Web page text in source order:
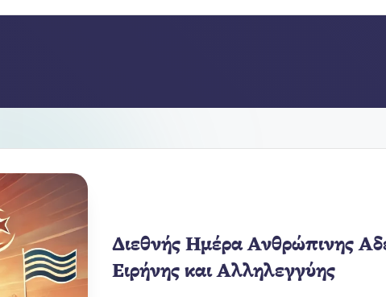
Διεθνής Ημέρα Ανθρώπινης
Ειρήνης και Αλληλεγγύης